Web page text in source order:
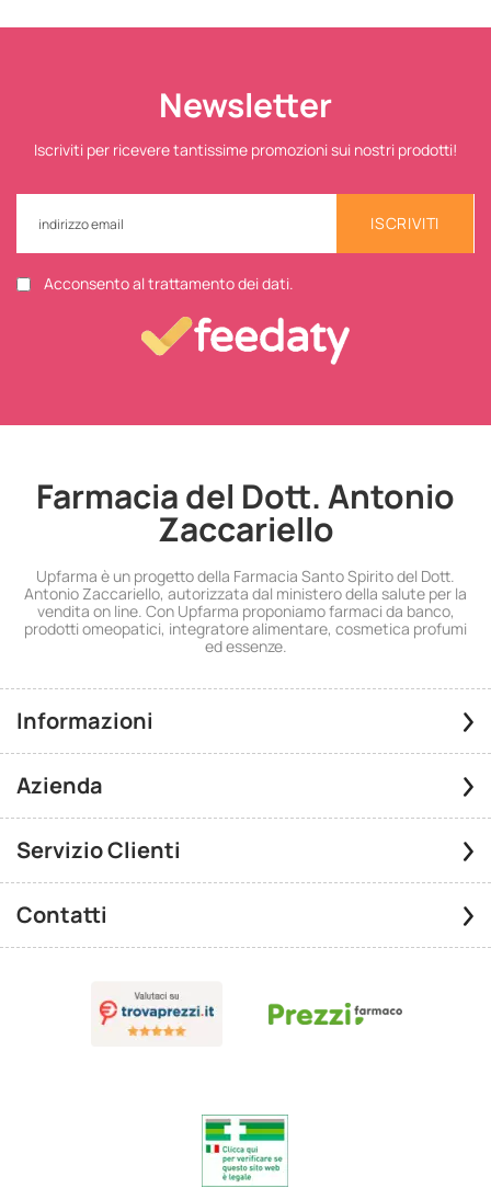
Newsletter
Iscriviti per ricevere tantissime promozioni sui nostri prodotti!
ISCRIVITI
Acconsento al trattamento dei dati.
Farmacia del Dott. Antonio
Zaccariello
Upfarma è un progetto della Farmacia Santo Spirito del Dott.
Antonio Zaccariello, autorizzata dal ministero della salute per la
vendita on line. Con Upfarma proponiamo farmaci da banco,
prodotti omeopatici, integratore alimentare, cosmetica profumi
ed essenze.
Informazioni
Azienda
Servizio Clienti
Contatti